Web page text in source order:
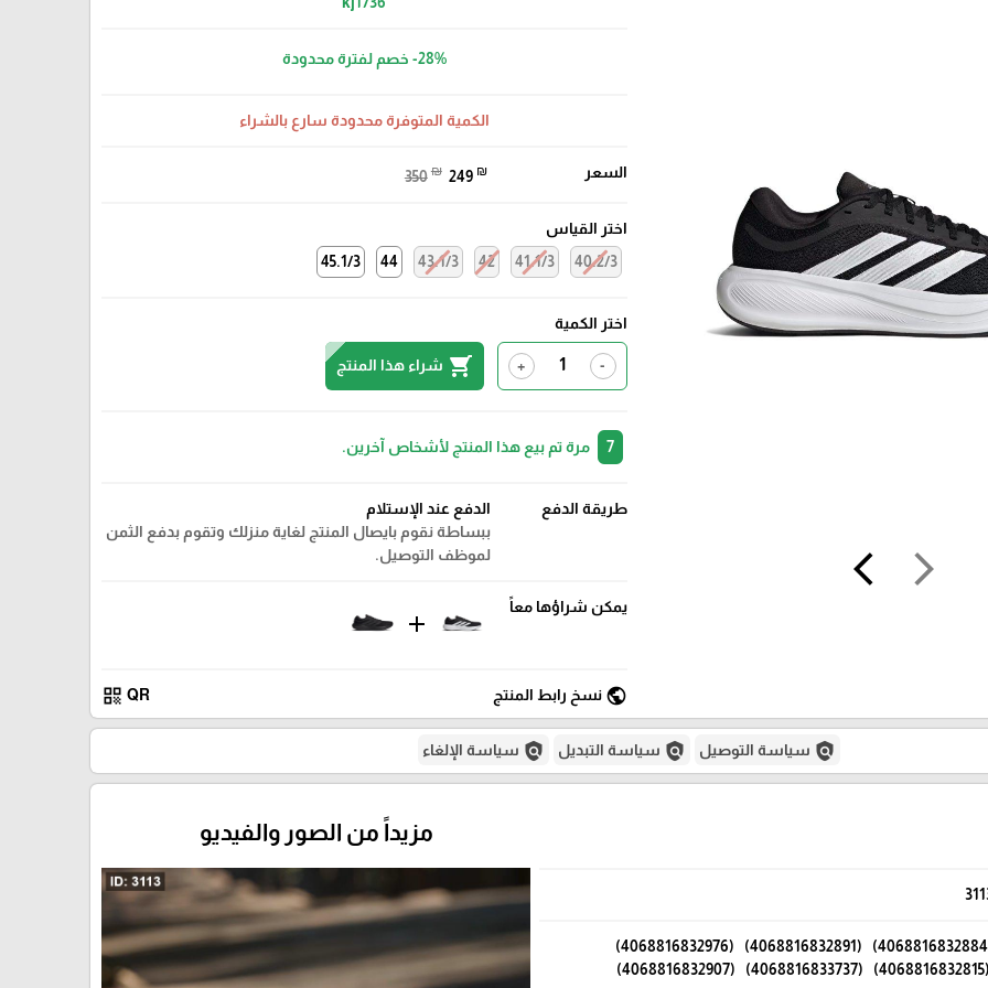
arrow_forward_ios
arrow_back_ios
-28% خصم لفترة محدودة
الكمية المتوفرة محدودة سارع بالشراء
السعر 350 ₪ 249 ₪
اختر القياس
40.2/3
41.1/3
42
43.1/3
44
45.1/3
اختر الكمية
-
+
shopping_cart شراء هذا المنتج
7 مرة تم بيع هذا المنتج لأشخاص آخرين.
طريقة الدفع
الدفع عند الإستلام
ببساطة نقوم بايصال المنتج لغاية منزلك وتقوم بدفع الثمن
لموظف التوصيل.
يمكن شراؤها معاً
add
public نسخ رابط المنتج QR
qr_code
policy سياسة التوصيل policy سياسة التبديل policy سياسة الإلغاء
(4068816832884) (4068816832891) (4068816832976)
(4068816832815) (4068816833737) (4068816832907)
مزيداً من الصور والفيديو